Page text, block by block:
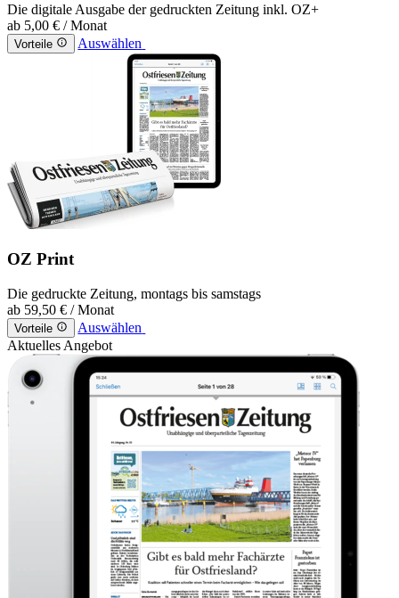
Die digitale Ausgabe der gedruckten Zeitung inkl. OZ+
ab 5,00 € / Monat
Vorteile Auswählen
OZ Print
Die gedruckte Zeitung, montags bis samstags
ab 59,50 € / Monat
Vorteile
Auswählen
Aktuelles Angebot